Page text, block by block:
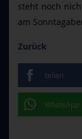
steht noch
am
Zurück
teilen
WhatsApp